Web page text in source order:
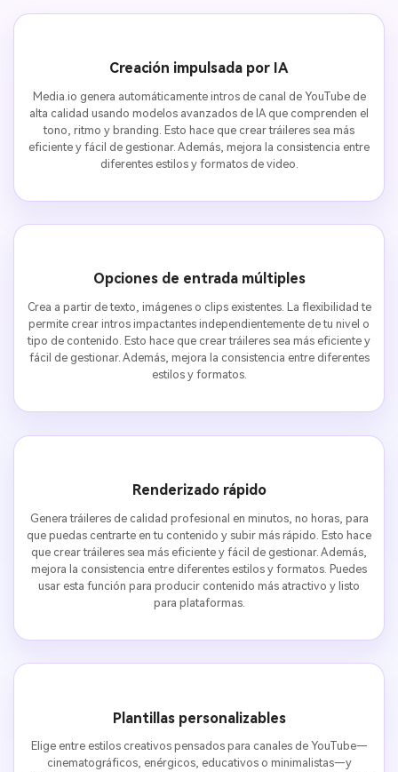
Creación impulsada por IA
Media.io genera automáticamente intros de canal de YouTube de
alta calidad usando modelos avanzados de IA que comprenden el
tono, ritmo y branding. Esto hace que crear tráileres sea más
eficiente y fácil de gestionar. Además, mejora la consistencia entre
diferentes estilos y formatos de video.
Opciones de entrada múltiples
Crea a partir de texto, imágenes o clips existentes. La flexibilidad te
permite crear intros impactantes independientemente de tu nivel o
tipo de contenido. Esto hace que crear tráileres sea más eficiente y
fácil de gestionar. Además, mejora la consistencia entre diferentes
estilos y formatos.
Renderizado rápido
Genera tráileres de calidad profesional en minutos, no horas, para
que puedas centrarte en tu contenido y subir más rápido. Esto hace
que crear tráileres sea más eficiente y fácil de gestionar. Además,
mejora la consistencia entre diferentes estilos y formatos. Puedes
usar esta función para producir contenido más atractivo y listo
para plataformas.
Plantillas personalizables
Elige entre estilos creativos pensados para canales de YouTube—
cinematográficos, enérgicos, educativos o minimalistas—y